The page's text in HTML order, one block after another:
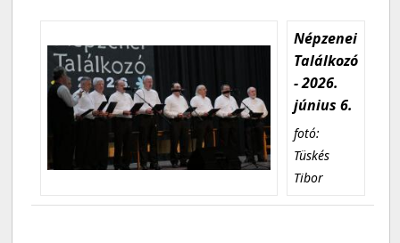
Népzenei
Találkozó
- 2026.
június 6.
fotó:
Tüskés
Tibor